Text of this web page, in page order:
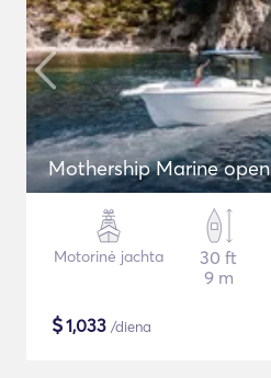
Mothership Marine open
Motorinė jachta
30 ft
9 m
$1,033 /diena